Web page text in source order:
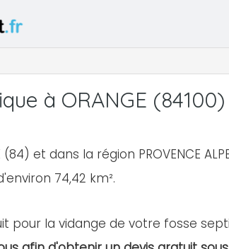
à ORANGE (84100)
et dans la région PROVENCE
74,42 km².
pour la vidange de votre fosse